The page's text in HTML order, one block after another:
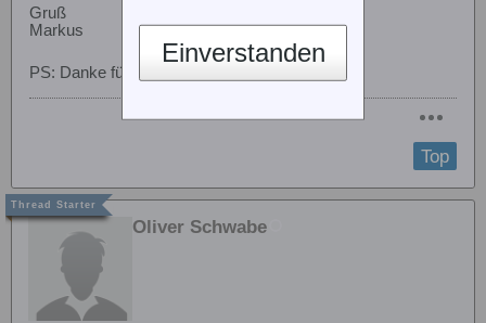
Gruß
Markus
PS: Danke für die Blumen
Top
Oliver Schwabe
Einverstanden